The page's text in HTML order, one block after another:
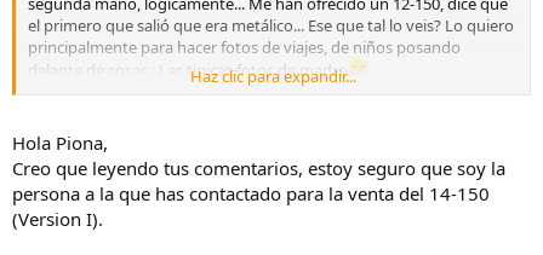
el primero que salió que era metálico... Ese que tal lo veis? Lo quiero
principalmente para hacer fotos de viajes, de niños posando
delante de cosas.. Las tipicas fotos de madre
Se que el mejor sería el 12-40, he leído mucho pero ese es inviable
Gracias
Haz clic para expandir...
Hola Piona,
Creo que leyendo tus comentarios, estoy seguro que soy la
persona a la que has contactado para la venta del 14-150
(Version I).